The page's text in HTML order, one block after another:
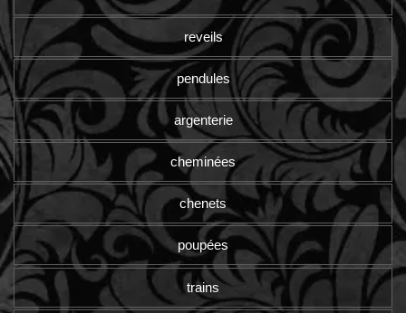
reveils
pendules
argenterie
cheminées
chenets
poupées
trains